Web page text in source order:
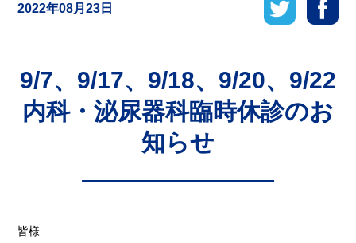
2022年08月23日
9/7、9/17、9/18、9/20、9/22
内科・泌尿器科臨時休診のお
知らせ
皆様